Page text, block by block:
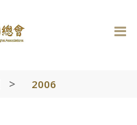
> 2006